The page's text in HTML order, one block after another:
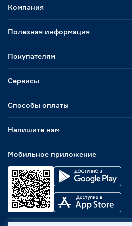
Способы оплаты
Мобильное приложение
Компания
Полезная информация
Покупателям
Сервисы
Напишите нам